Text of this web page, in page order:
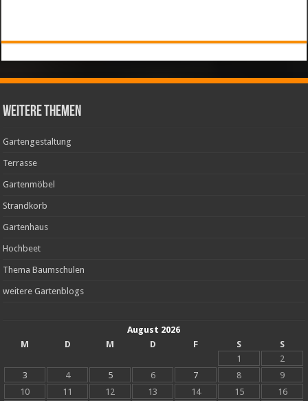
weitere Themen
Gartengestaltung
Terrasse
Gartenmöbel
Strandkorb
Gartenhaus
Hochbeet
Thema Baumschulen
weitere Gartenblogs
August 2026
M
D M D F S
S
1
2
3
4 5 6 7 8
9
10
11 12 13 14 15
16